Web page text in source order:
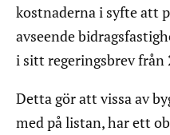
kostnaderna i syfte att
avseende
i sitt regeringsbrev från
Detta gör att vissa av
med på listan, har ett